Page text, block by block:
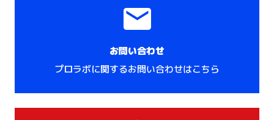
お問い合わせ
プロラボに関するお問い合わせはこちら